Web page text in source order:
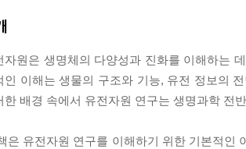
자원은 생명체의 다양성과 진화를 이해하는
인 이해는 생물의 구조와 기능, 유전 정보의
한 배경 속에서 유전자원 연구는 생명과학 전
은 유전자원 연구를 이해하기 위한 기본적인